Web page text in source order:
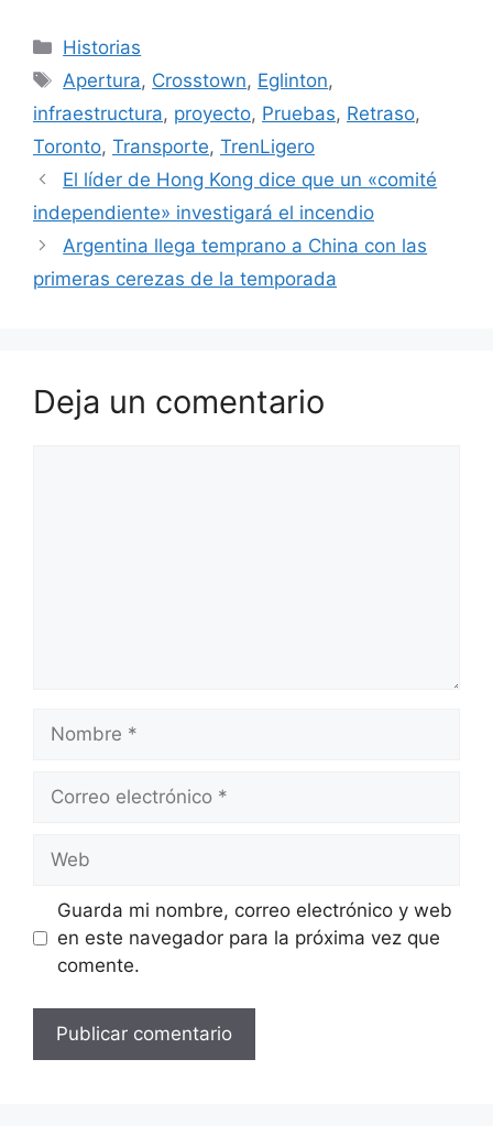
Categorías
Historias
Etiquetas
Apertura, Crosstown, Eglinton,
infraestructura, proyecto, Pruebas, Retraso,
Toronto, Transporte, TrenLigero
El líder de Hong Kong dice que un «comité
independiente» investigará el incendio
Argentina llega temprano a China con las
primeras cerezas de la temporada
Deja un comentario
Nombre
Correo
Web
Guarda mi nombre, correo electrónico y web
en este navegador para la próxima vez que
comente.